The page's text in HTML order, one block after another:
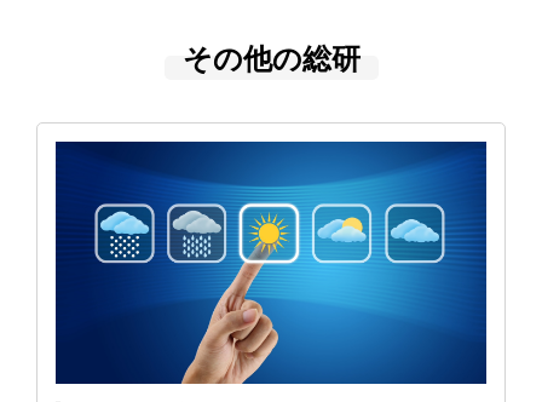
その他の総研